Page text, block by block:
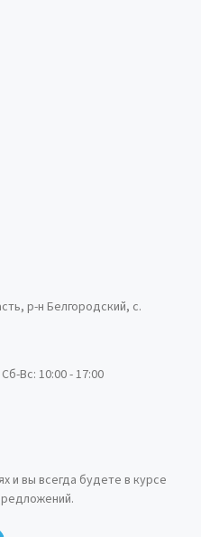
р-н Белгородский, с.
Вс: 10:00 - 17:00
и вы всегда будете в курсе